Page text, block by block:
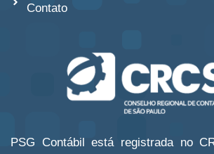
Contato
PSG Contábil está registrada no